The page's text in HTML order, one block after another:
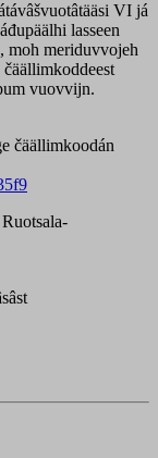
VI já
lasseen
moh meriduvvojeh
vuovvijn.
čäällimkoodán